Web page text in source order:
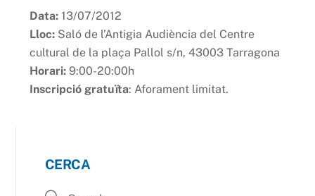
Data:13/07/2012
Lloc: Saló de l’Antigia Audiència del Centre
cultural de la plaça Pallol s/n, 43003 Tarragona
Horari: 9:00-20:00h
Inscripció gratuïta: Aforament limitat.
CERCA